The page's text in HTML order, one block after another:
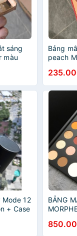
sáng
màu
Bảng
peach
Mode 12
+ Case
BẢNG